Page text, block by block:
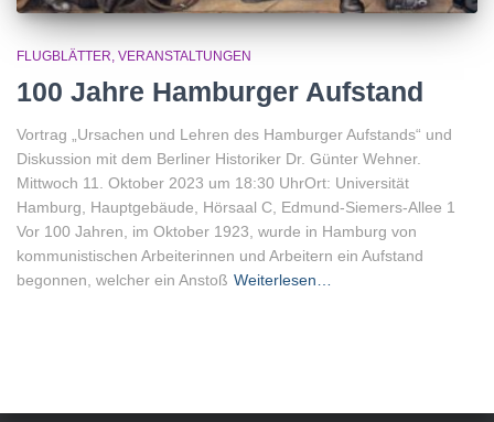
FLUGBLÄTTER VERANSTALTUNGEN
100 Jahre Hamburger Aufstand
Vortrag „Ursachen und Lehren des Hamburger Aufstands“ und
Diskussion mit dem Berliner Historiker Dr. Günter Wehner.
Mittwoch 11. Oktober 2023 um 18:30 UhrOrt: Universität
Hamburg, Hauptgebäude, Hörsaal C, Edmund-Siemers-Allee 1
Vor 100 Jahren, im Oktober 1923, wurde in Hamburg von
kommunistischen Arbeiterinnen und Arbeitern ein Aufstand
begonnen, welcher ein Anstoß Weiterlesen…